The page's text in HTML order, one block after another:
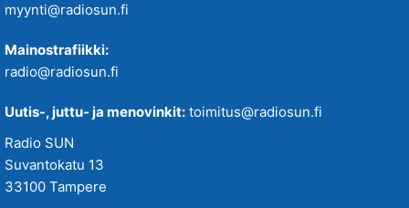
myynti@radiosun.fi
Mainostrafiikki:
radio@radiosun.fi
Uutis-, juttu- ja menovinkit: toimitus@radiosun.fi
Radio SUN
Suvantokatu 13
33100 Tampere